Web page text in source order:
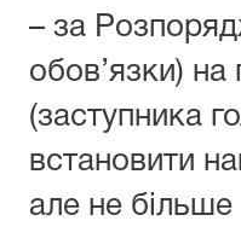
– за
обов’язки) на
(заступника
встановити
але не більше